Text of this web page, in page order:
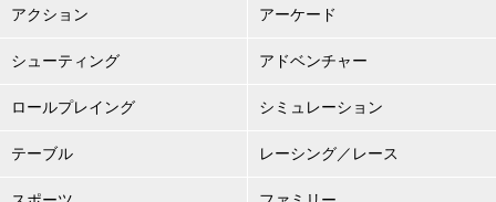
アクション アーケード
シューティング アドベンチャー
ロールプレイング シミュレーション
テーブル レーシング／レース